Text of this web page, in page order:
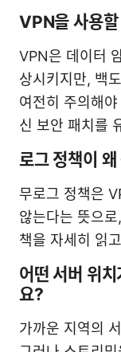
VPN을 사용할
VPN은 데이터
상시키지만, 백
여전히 주의해
신 보안 패치를
로그 정책이
무로그 정책은
않는다는 뜻으
책을 자세히 읽
어떤 서버 위
요?
가까운 지역의